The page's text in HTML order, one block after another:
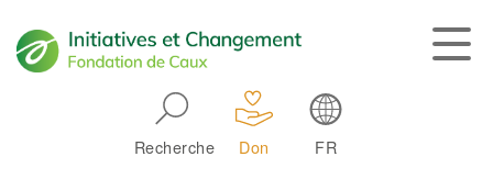
Recherche Don FR